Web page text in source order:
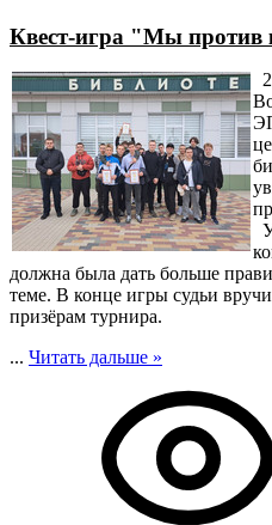
Квест-игра "Мы против
должна была дать больше
теме. В конце игры судьи
призёрам турнира.
... Читать дальше »